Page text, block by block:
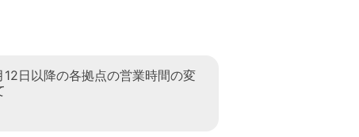
日以降の各拠点の営業時間の変